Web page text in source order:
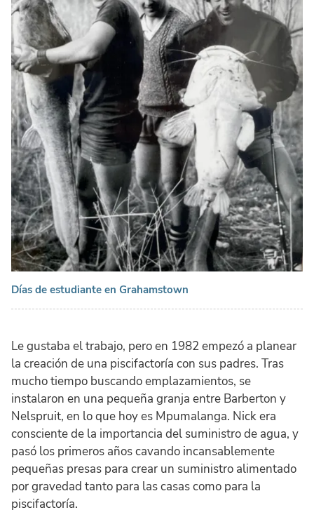
Días de estudiante en Grahamstown
Le gustaba el trabajo, pero en 1982 empezó a planear
la creación de una piscifactoría con sus padres. Tras
mucho tiempo buscando emplazamientos, se
instalaron en una pequeña granja entre Barberton y
Nelspruit, en lo que hoy es Mpumalanga. Nick era
consciente de la importancia del suministro de agua, y
pasó los primeros años cavando incansablemente
pequeñas presas para crear un suministro alimentado
por gravedad tanto para las casas como para la
piscifactoría.